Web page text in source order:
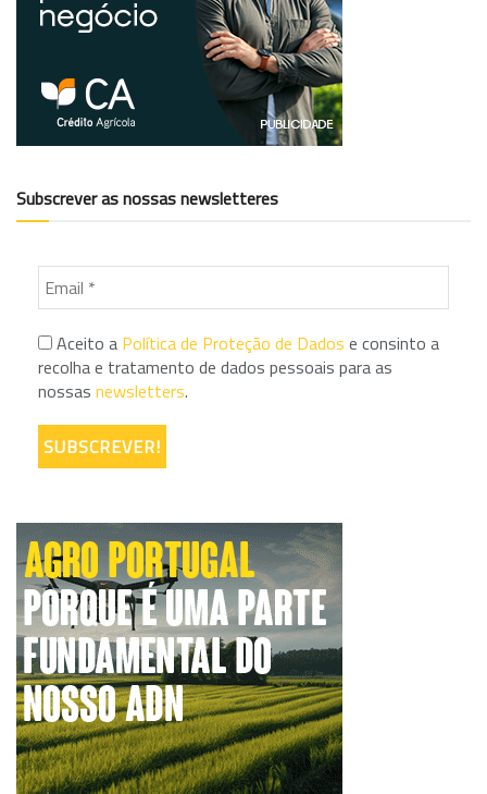
Subscrever as nossas newsletteres
Aceito a Política de Proteção de Dados e consinto a
recolha e tratamento de dados pessoais para as
nossas newsletters.